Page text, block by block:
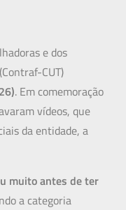
e dos
CUT)
. Em comemoração
vídeos, que
da entidade, a
muito antes de ter
a categoria